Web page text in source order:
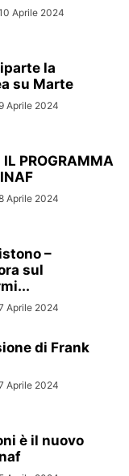
Aprile 2024
la
su Marte
Aprile 2024
IL PROGRAMMA
Aprile 2024
–
sul
Aprile 2024
di Frank
Aprile 2024
è il nuovo